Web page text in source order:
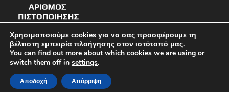
© DIAVIMA.GR - «ΔΙΑΒΗΜΑ» ΕΒΔΟΜΑΔΙΑΙΑ ΠΟΛΙΤΙΚΗ ΣΑΤΙΡΙΚΗ
ΕΦΗΜΕΡΙΔΑ ΣΤΕΡΕΑΣ ΕΛΛΑΔΑΣ
Χρησιμοποιούμε cookies για να σας προσφέρουμε τη
βέλτιστη εμπειρία πλοήγησης στον ιστότοπό μας.
You can find out more about which cookies we are using or
switch them off in settings.
Αποδοχή Απόρριψη